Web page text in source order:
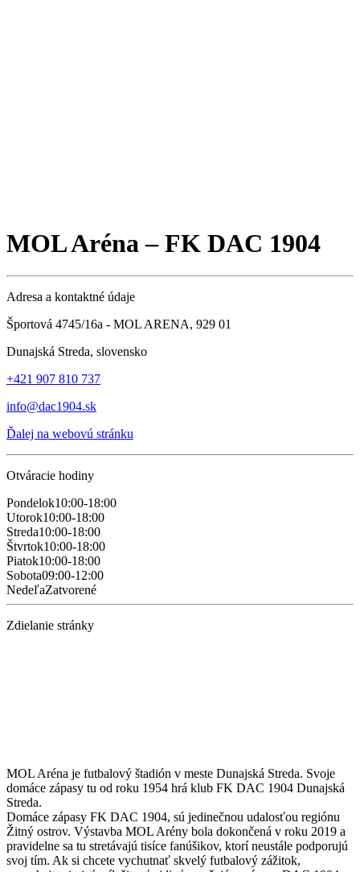
MOL Aréna – FK DAC 1904
Adresa a kontaktné údaje
Športová 4745/16a - MOL ARENA, 929 01
Dunajská Streda, slovensko
+421 907 810 737
info@dac1904.sk
Ďalej na webovú stránku
Otváracie hodiny
Pondelok10:00-18:00
Utorok10:00-18:00
Streda10:00-18:00
Štvrtok10:00-18:00
Piatok10:00-18:00
Sobota09:00-12:00
NedeľaZatvorené
Zdielanie stránky
MOL Aréna je futbalový štadión v meste Dunajská Streda. Svoje
domáce zápasy tu od roku 1954 hrá klub FK DAC 1904 Dunajská
Streda.
Domáce zápasy FK DAC 1904, sú jedinečnou udalosťou regiónu
Žitný ostrov. Výstavba MOL Arény bola dokončená v roku 2019 a
pravidelne sa tu stretávajú tisíce fanúšikov, ktorí neustále podporujú
svoj tím. Ak si chcete vychutnať skvelý futbalový zážitok,